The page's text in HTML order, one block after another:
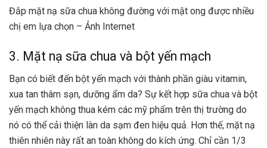
Đắp mặt nạ sữa chua không đường với mật ong được nhiều
chị em lựa chọn – Ảnh Internet
3. Mặt nạ sữa chua và bột yến mạch
Bạn có biết đến bột yến mạch với thành phần giàu vitamin,
xua tan thâm sạn, dưỡng ẩm da? Sự kết hợp sữa chua và bột
yến mạch không thua kém các mỹ phẩm trên thị trường do
nó có thể cải thiện làn da sạm đen hiệu quả. Hơn thế, mặt nạ
thiên nhiên này rất an toàn không do kích ứng. Chỉ cần 1/3